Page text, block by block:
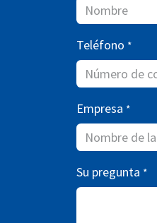
Teléfono *
Empresa *
Su pregunta *